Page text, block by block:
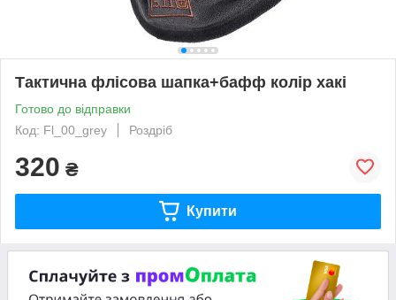
Тактична флісова шапка+бафф колір хакі
Готово до відправки
Код: Fl_00_grey
Роздріб
320 ₴
Купити